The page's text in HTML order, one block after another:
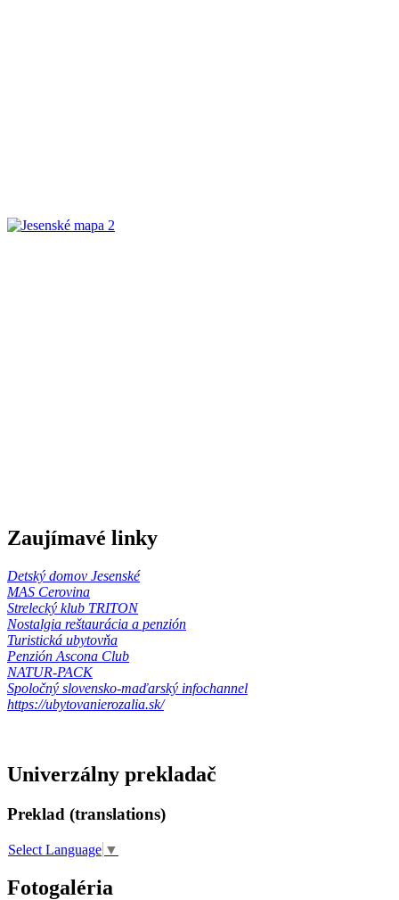
Zaujímavé linky
Detský domov Jesenské
MAS Cerovina
Strelecký klub TRITON
Nostalgia reštaurácia a penzión
Turistická ubytovňa
Penzión Ascona Club
NATUR-PACK
Spoločný slovensko-maďarský infochannel
https://ubytovanierozalia.sk/
Univerzálny prekladač
Preklad (translations)
Select Language ▼
Fotogaléria